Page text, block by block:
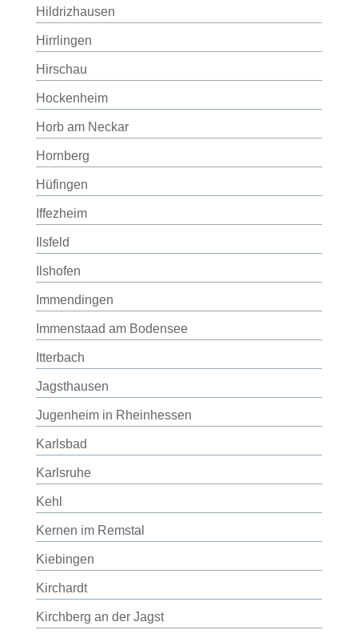
Hildrizhausen
Hirrlingen
Hirschau
Hockenheim
Horb am Neckar
Hornberg
Hüfingen
Iffezheim
Ilsfeld
Ilshofen
Immendingen
Immenstaad am Bodensee
Itterbach
Jagsthausen
Jugenheim in Rheinhessen
Karlsbad
Karlsruhe
Kehl
Kernen im Remstal
Kiebingen
Kirchardt
Kirchberg an der Jagst